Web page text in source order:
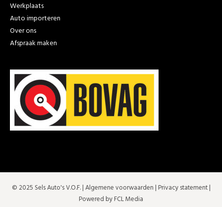
Werkplaats
Auto importeren
Over ons
Afspraak maken
© 2025 Sels Auto's V.O.F. |Algemene voorwaarden | Privacy statement|
Powered by FCL Media